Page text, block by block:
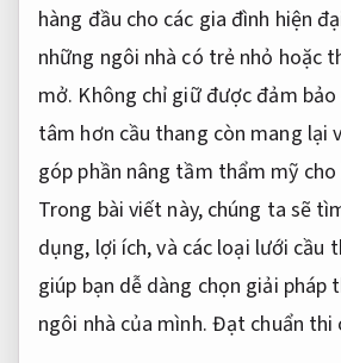
hàng đầu cho các gia đình hiện
những ngôi nhà có trẻ nhỏ hoặc
mở. Không chỉ giữ được đảm
tâm hơn cầu thang còn mang lại
góp phần nâng tầm thẩm mỹ
Trong bài viết này, chúng ta sẽ
dụng, lợi ích, và các loại lưới cầu
giúp bạn dễ dàng chọn giải pháp
ngôi nhà của mình. Đạt chuẩn thi